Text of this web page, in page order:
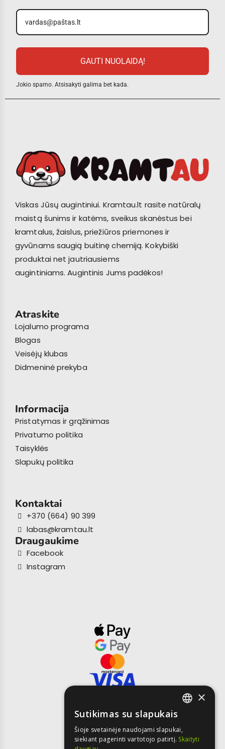
GAUTI NUOLAIDĄ!
Jokio spamo. Atsisakyti galima bet kada.
Viskas Jūsų augintiniui. Kramtau.lt rasite natūralų
maistą šunims ir katėms, sveikus skanėstus bei
kramtalus, žaislus, priežiūros priemones ir
gyvūnams saugią buitinę chemiją. Kokybiški
produktai net jautriausiems
augintiniams. Augintinis Jums padėkos!
Atraskite
Lojalumo programa
Blogas
Veisėjų klubas
Didmeninė prekyba
Informacija
Pristatymas ir grąžinimas
Privatumo politika
Taisyklės
Slapukų politika
Kontaktai
+370 (664) 90 399
labas@kramtau.lt
Draugaukime
Facebook
Instagram
LITHUANIAN
LATVIAN
×
Sutikimas su slapukais
Šioje svetainėje naudojami slapukai,
siekiant pagerinti vartotojo patirtį. Skaityti